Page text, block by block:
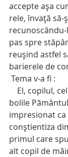
accepte aşa
rele, învaţă să-
pas spre
reuşind astfel
barierele de
Tema v-a fi :
bolile
impresionat
conştientiza
primul care
alt copil de